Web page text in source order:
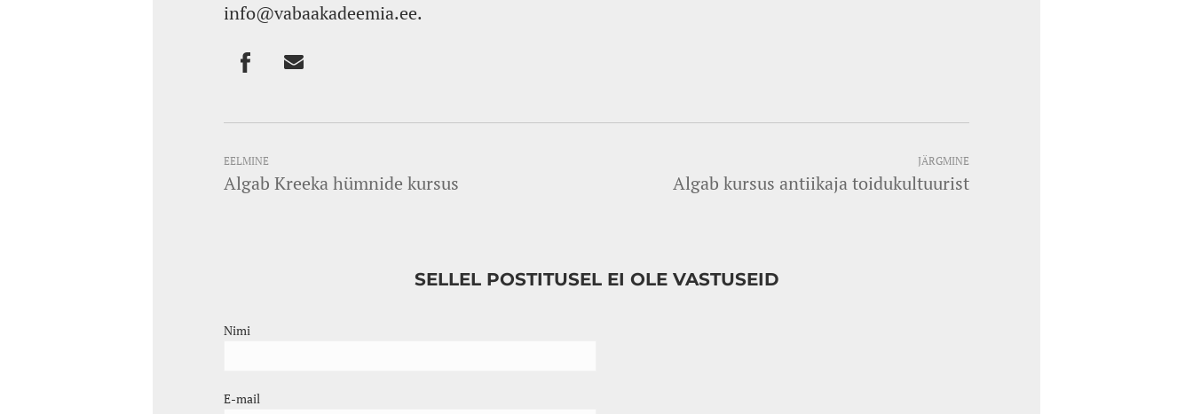
info@vabaakadeemia.ee.
EELMINE
Algab Kreeka hümnide kursus
JÄRGMINE
Algab kursus antiikaja toidukultuurist
SELLEL POSTITUSEL EI OLE VASTUSEID
Nimi
E-mail